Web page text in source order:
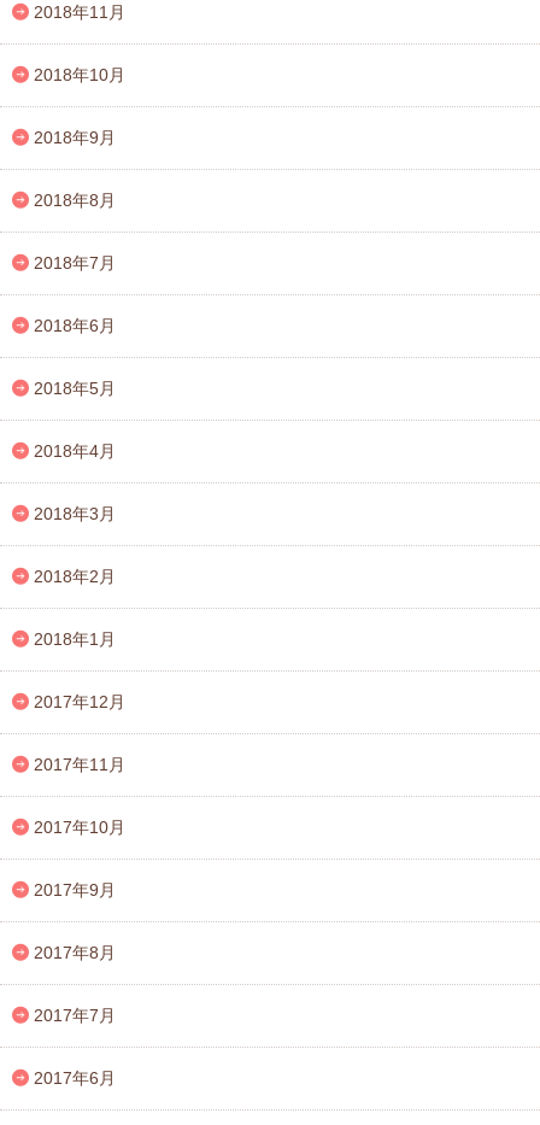
2018年11月
2018年10月
2018年9月
2018年8月
2018年7月
2018年6月
2018年5月
2018年4月
2018年3月
2018年2月
2018年1月
2017年12月
2017年11月
2017年10月
2017年9月
2017年8月
2017年7月
2017年6月